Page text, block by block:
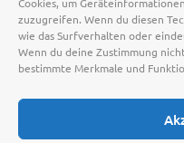
zuzugreifen. Wenn du diesen
wie das Surfverhalten oder
Wenn du deine Zustimmung
bestimmte Merkmale und